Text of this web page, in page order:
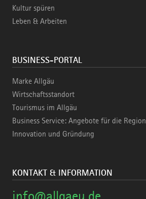
Kultur spüren
Leben & Arbeiten
BUSINESS-PORTAL
Marke Allgäu
Wirtschaftsstandort
Tourismus im Allgäu
Business Service: Angebote für die Region
Innovation und Gründung
KONTAKT & INFORMATION
info@allgaeu.de